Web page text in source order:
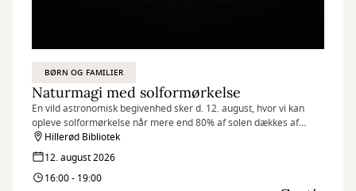
BØRN OG FAMILIER
Naturmagi med solformørkelse
En vild astronomisk begivenhed sker d. 12. august, hvor vi kan
opleve solformørkelse når mere end 80% af solen dækkes af
månen. Kom og hør mere om solformørkelsen som
naturfænomen, og vær med til kreative aktiviteter.
Hillerød Bibliotek
12. august 2026
16:00 - 19:00